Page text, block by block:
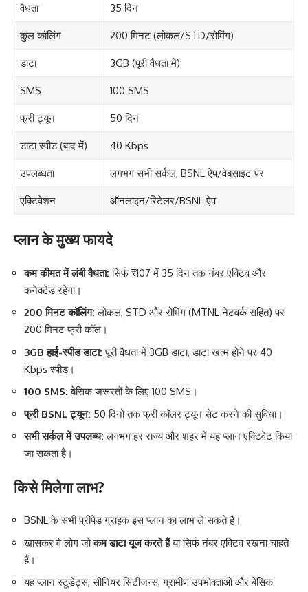
वैधता 35 दिन
कुल कॉलिंग 200 मिनट (लोकल/STD/रोमिंग)
डाटा 3GB (पूरी वैधता में)
SMS 100 SMS
फ्री ट्यून 50 दिन
डाटा स्पीड (बाद में) 40 Kbps
उपलब्धता लगभग सभी सर्कल, BSNL ऐप/वेबसाइट पर
एक्टिवेशन ऑनलाइन/रिटेलर/BSNL ऐप
प्लान के मुख्य फायदे
कम कीमत में लंबी वैधता:सिर्फ ₹107 में 35 दिन तक नंबर एक्टिव और
कनेक्टेड रहेगा।
200 मिनट कॉलिंग:लोकल, STD और रोमिंग (MTNL नेटवर्क सहित) पर
200 मिनट फ्री कॉल।
3GB हाई-स्पीड डाटा:पूरी वैधता में 3GB डाटा, डाटा खत्म होने पर 40
Kbps स्पीड।
100 SMS:बेसिक जरूरतों के लिए 100 SMS।
फ्री BSNL ट्यून: 50 दिनों तक फ्री कॉलर ट्यून सेट करने की सुविधा।
सभी सर्कल में उपलब्ध:लगभग हर राज्य और शहर में यह प्लान एक्टिवेट किया
जा सकता है।
किसे मिलेगा लाभ?
BSNL के सभी प्रीपेड ग्राहक इस प्लान का लाभ ले सकते हैं।
खासकर वे लोग जोकम डाटा यूज करते हैंया सिर्फ नंबर एक्टिव रखना चाहते
हैं।
यह प्लान स्टूडेंट्स, सीनियर सिटीजन्स, ग्रामीण उपभोक्ताओं और बेसिक